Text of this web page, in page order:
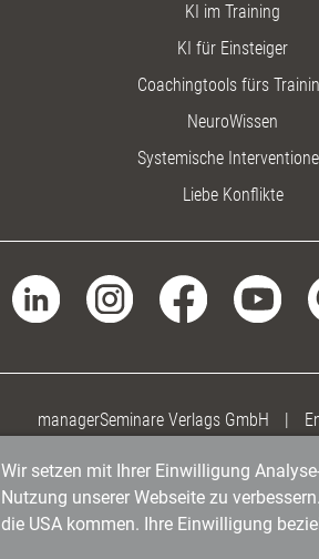
KI im Training
KI für Einsteiger
Coachingtools fürs
NeuroWissen
Systemische
Liebe Konflikte
managerSeminare Verlags GmbH |
Wir setzen mit Ihrer Einwilligung
Nutzung unserer Webseite zu
die USA kommen. Ihre Einwilligung